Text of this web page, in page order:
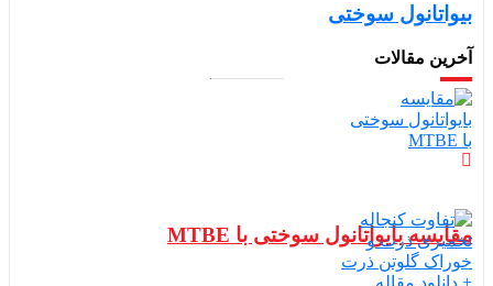
بیواتانول سوختی
آخرین مقالات
مقایسه بایواتانول سوختی با MTBE